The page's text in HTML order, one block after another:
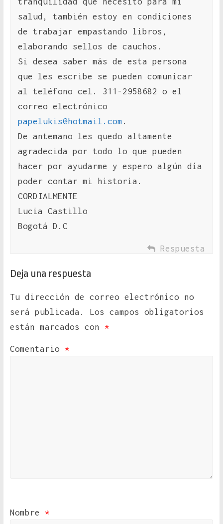
salud, también estoy en condiciones
de trabajar empastando libros,
elaborando sellos de cauchos.
Si desea saber más de esta persona
que les escribe se pueden comunicar
al teléfono cel. 311-2958682 o el
correo electrónico
papelukis@hotmail.com .
De antemano les quedo altamente
agradecida por todo lo que pueden
hacer por ayudarme y espero algún día
poder contar mi historia.
CORDIALMENTE
Lucia Castillo
Bogotá D.C
Respuesta
Deja una respuesta
Tu dirección de correo electrónico no
será publicada.
Los campos obligatorios
están marcados con *
Comentario *
Nombre *